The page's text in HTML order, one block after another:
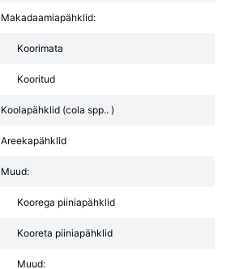
Makadaamiapähklid:
Koorimata
Kooritud
Koolapähklid (cola spp.. )
Areekapähklid
Muud:
Koorega piiniapähklid
Kooreta piiniapähklid
Muud: